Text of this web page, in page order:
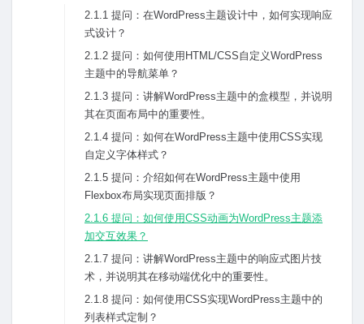
2.1.1 提问：在WordPress主题设计中，如何实现响应
式设计？
2.1.2 提问：如何使⽤HTML/CSS⾃定义WordPress
主题中的导航菜单？
2.1.3 提问：讲解WordPress主题中的盒模型，并说明
其在页⾯布局中的重要性。
2.1.4 提问：如何在WordPress主题中使⽤CSS实现
⾃定义字体样式？
2.1.5 提问：介绍如何在WordPress主题中使⽤
Flexbox布局实现页⾯排版？
2.1.6 提问：如何使⽤CSS动画为WordPress主题添
加交互效果？
2.1.7 提问：讲解WordPress主题中的响应式图⽚技
术，并说明其在移动端优化中的重要性。
2.1.8 提问：如何使⽤CSS实现WordPress主题中的
列表样式定制？